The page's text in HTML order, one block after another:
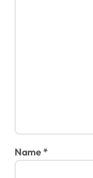
Name*